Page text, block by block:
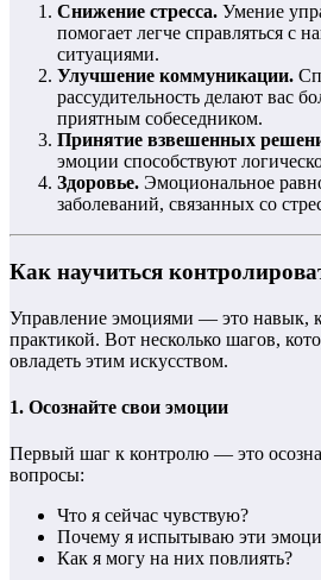
Снижение стресса. Умение
помогает легче справляться с
ситуациями.
Улучшение коммуникации.
рассудительность делают вас
приятным собеседником.
Принятие взвешенных
эмоции способствуют
Здоровье. Эмоциональное
заболеваний, связанных со
Как научиться
Управление эмоциями — это навык,
практикой. Вот несколько шагов,
овладеть этим искусством.
1. Осознайте свои эмоции
Первый шаг к контролю — это
вопросы:
Что я сейчас чувствую?
Почему я испытываю эти
Как я могу на них повлиять?